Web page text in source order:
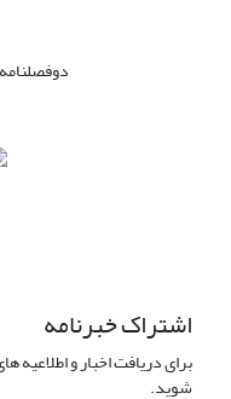
اشتراک خبرنامه
برای دریافت اخبار و
شوید.